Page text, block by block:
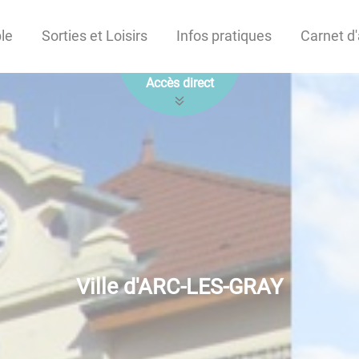
Sorties et Loisirs Infos pratiques Carnet
Ville d'ARC-LES-GRAY
Accès direct